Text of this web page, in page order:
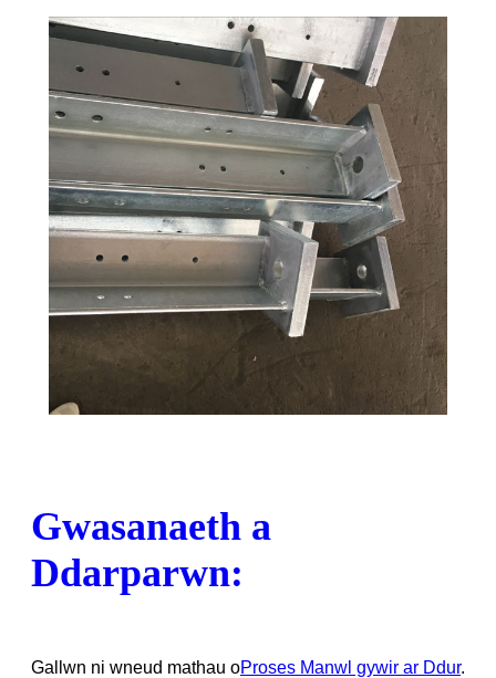
Gwasanaeth a
Ddarparwn:
Gallwn ni wneud mathau oProses Manwl gywir ar Ddur.